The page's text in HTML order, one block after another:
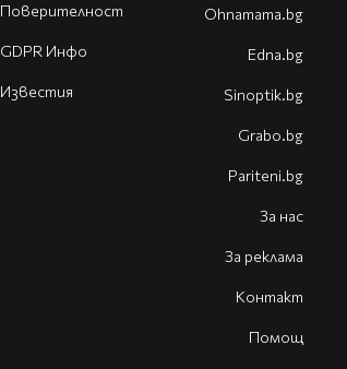
Поверителност
GDPR Инфо
Известия
Оhnamama.bg
Edna.bg
Sinoptik.bg
Grabo.bg
Pariteni.bg
За нас
За реклама
Контакт
Помощ